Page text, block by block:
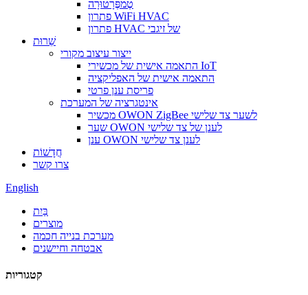
טֶמפֶּרָטוּרָה
פתרון WiFi HVAC
פתרון HVAC של זיגבי
שֵׁרוּת
ייצור עיצוב מקורי
התאמה אישית של מכשירי IoT
התאמה אישית של האפליקציה
פריסת ענן פרטי
אינטגרציה של המערכת
מכשיר OWON ZigBee לשער צד שלישי
שער OWON לענן של צד שלישי
ענן OWON לענן צד שלישי
חֲדָשׁוֹת
צרו קשר
English
בַּיִת
מוצרים
מערכת בנייה חכמה
אבטחה וחיישנים
קטגוריות